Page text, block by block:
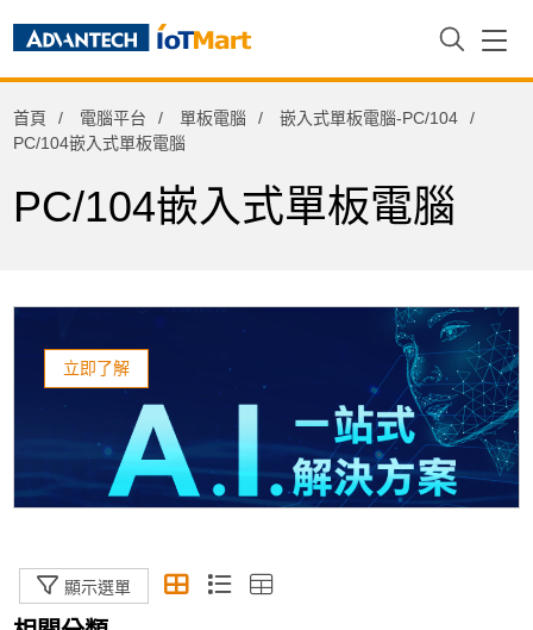
首頁 電腦平台 單板電腦
嵌入式單板電腦-PC/104
PC/104嵌入式單板電腦
PC/104嵌入式單板電腦
立即了解
顯示選單
Arm架構運算平台
單板電腦
PC/104嵌入式單板電腦
嵌入式單板電腦-PICO-ITX
嵌入式單板電腦-2.5"
單板電腦I/O擴充模組
整機電腦
模組化電腦(COM)